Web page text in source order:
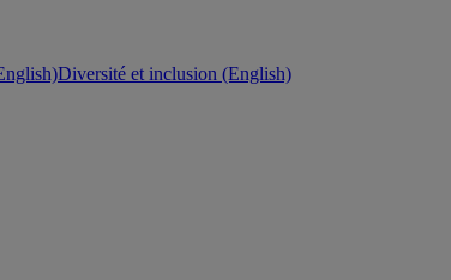
Diversité et inclusion (English)